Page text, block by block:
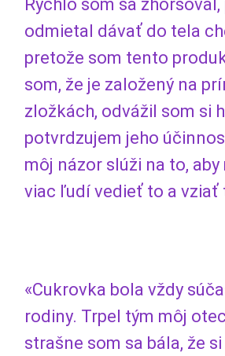
Rýchlo som sa
odmietal dávať do tela
pretože som tento
som, že je založený na
zložkách, odvážil som si
potvrdzujem jeho
môj názor slúži na to,
viac ľudí vedieť to a vziať
«Cukrovka bola vždy
rodiny. Trpel tým môj
strašne som sa bála, že